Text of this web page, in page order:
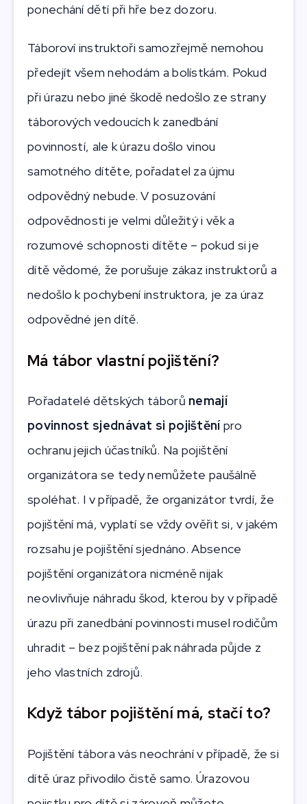
ponechání dětí při hře bez dozoru.
Táboroví instruktoři samozřejmě nemohou
předejít všem nehodám a bolístkám. Pokud
při úrazu nebo jiné škodě nedošlo ze strany
táborových vedoucích k zanedbání
povinností, ale k úrazu došlo vinou
samotného dítěte, pořadatel za újmu
odpovědný nebude. V posuzování
odpovědnosti je velmi důležitý i věk a
rozumové schopnosti dítěte – pokud si je
dítě vědomé, že porušuje zákaz instruktorů a
nedošlo k pochybení instruktora, je za úraz
odpovědné jen dítě.
Má tábor vlastní pojištění?
Pořadatelé dětských táborů nemají
povinnost sjednávat si pojištěnípro
ochranu jejich účastníků. Na pojištění
organizátora se tedy nemůžete paušálně
spoléhat. I v případě, že organizátor tvrdí, že
pojištění má, vyplatí se vždy ověřit si, v jakém
rozsahu je pojištění sjednáno. Absence
pojištění organizátora nicméně nijak
neovlivňuje náhradu škod, kterou by v případě
úrazu při zanedbání povinnosti musel rodičům
uhradit – bez pojištění pak náhrada půjde z
jeho vlastních zdrojů.
Když tábor pojištění má, stačí to?
Pojištění tábora vás neochrání v případě, že si
dítě úraz přivodilo čistě samo. Úrazovou